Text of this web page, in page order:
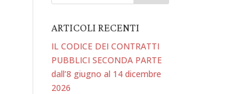
ARTICOLI RECENTI
IL CODICE DEI CONTRATTI
PUBBLICI SECONDA PARTE
dall’8 giugno al 14 dicembre
2026